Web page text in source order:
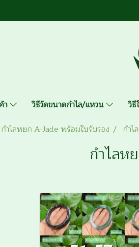
า วิธีวัดขนาดกำไล/แหวน วิธี
กำไลหยก A-Jade พร้อมใบรับรอง กำไ
กำไลห